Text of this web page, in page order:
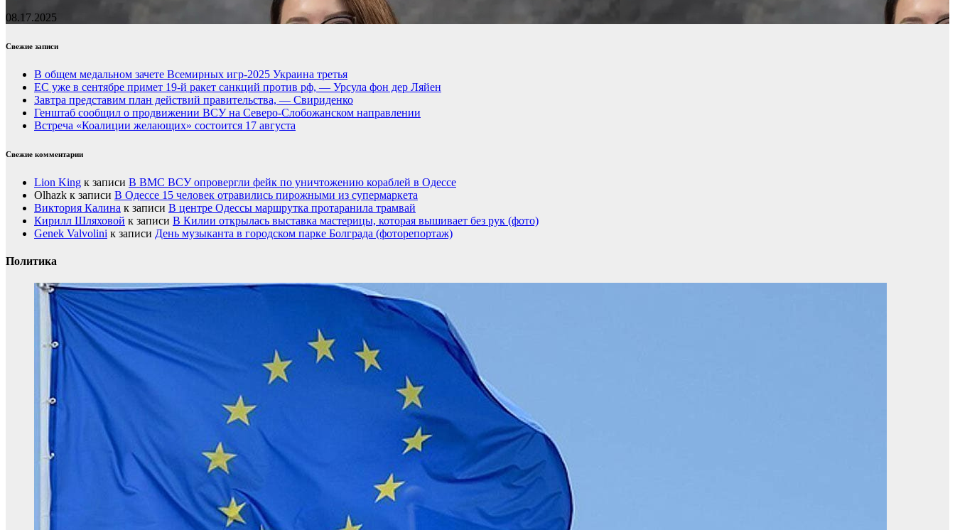
08.17.2025
Свежие записи
В общем медальном зачете Всемирных игр-2025 Украина третья
ЕС уже в сентябре примет 19-й ракет санкций против рф, — Урсула фон дер Ляйен
Завтра представим план действий правительства, — Свириденко
Генштаб сообщил о продвижении ВСУ на Северо-Слобожанском направлении
Встреча «Коалиции желающих» состоится 17 августа
Свежие комментарии
Lion King к записи В ВМС ВСУ опровергли фейк по уничтожению кораблей в Одессе
Olhazk к записи В Одессе 15 человек отравились пирожными из супермаркета
Виктория Калина к записи В центре Одессы маршрутка протаранила трамвай
Кирилл Шляховой к записи В Килии открылась выставка мастерицы, которая вышивает без рук (фото)
Genek Valvolini к записи День музыканта в городском парке Болграда (фоторепортаж)
Политика